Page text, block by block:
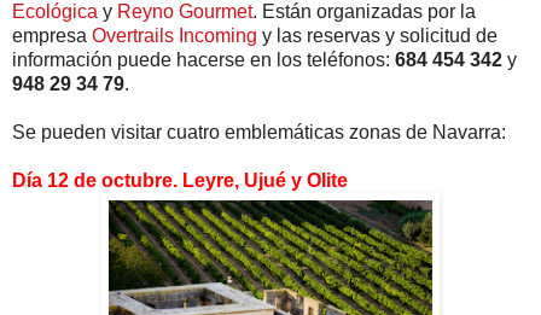
Ecológica y Reyno Gourmet. Están organizadas por la
empresa Overtrails Incoming y las reservas y solicitud de
información puede hacerse en los teléfonos: 684 454 342 y
948 29 34 79.
Se pueden visitar cuatro emblemáticas zonas de Navarra:
Día 12 de octubre. Leyre, Ujué y Olite